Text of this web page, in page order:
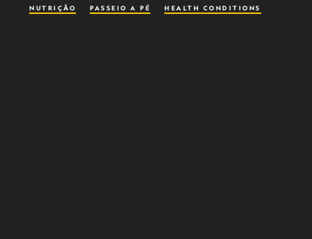
NUTRIÇÃO
PASSEIO A PÉ HEALTH CONDITIONS